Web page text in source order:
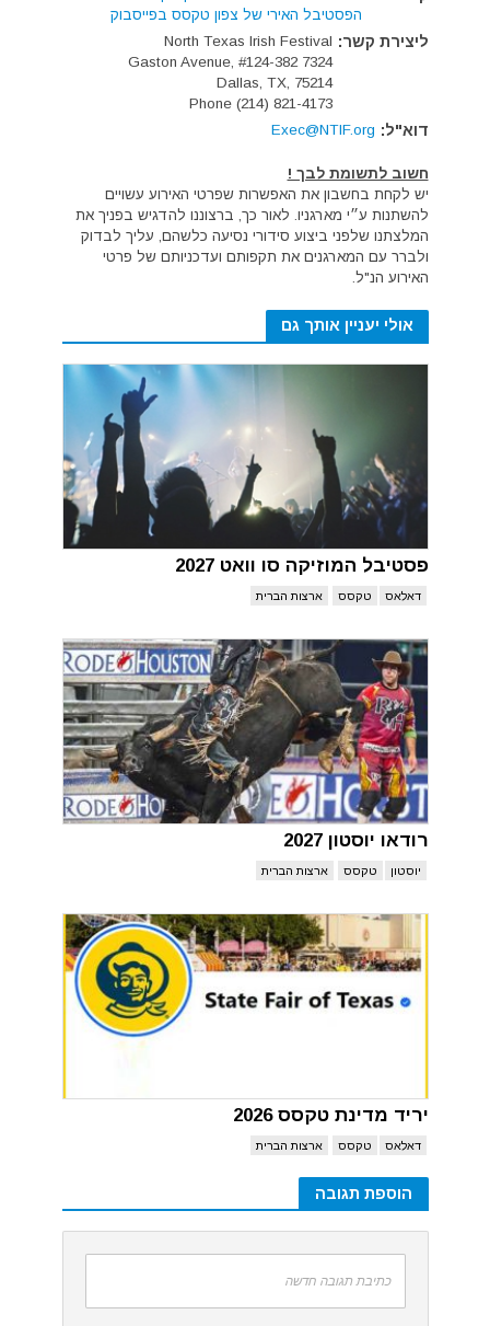
הפסטיבל האירי של צפון טקסס בפייסבוק
ליצירת קשר: North Texas Irish Festival
7324 Gaston Avenue, #124-382
Dallas, TX, 75214
Phone (214) 821-4173
דוא"ל: Exec@NTIF.org
חשוב לתשומת לבך !
יש לקחת בחשבון את האפשרות שפרטי האירוע עשויים
להשתנות ע״י מארגניו. לאור כך, ברצוננו להדגיש בפניך את
המלצתנו שלפני ביצוע סידורי נסיעה כלשהם, עליך לבדוק
ולברר עם המארגנים את תקפותם ועדכניותם של פרטי
האירוע הנ"ל.
אולי יעניין אותך גם
פסטיבל המוזיקה סו וואט 2027
דאלאס טקסס ארצות הברית
רודאו יוסטון 2027
יוסטון טקסס ארצות הברית
יריד מדינת טקסס 2026
דאלאס טקסס ארצות הברית
הוספת תגובה
כתיבת תגובה חדשה